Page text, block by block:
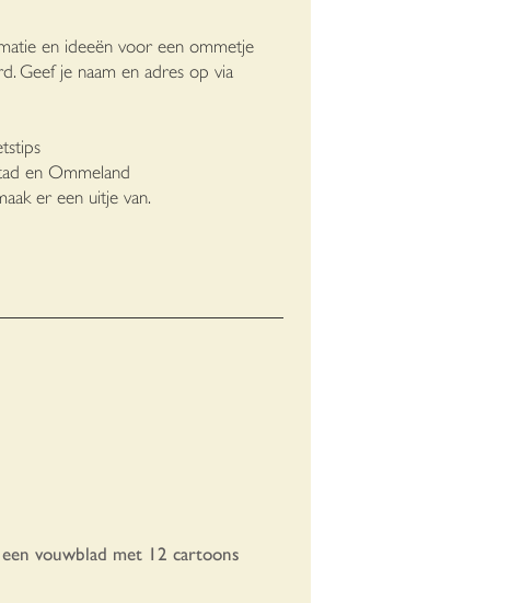
en ideeën voor een ommetje
Geef je naam en adres op via
Ommeland
er een uitje van.
vouwblad met 12 cartoons